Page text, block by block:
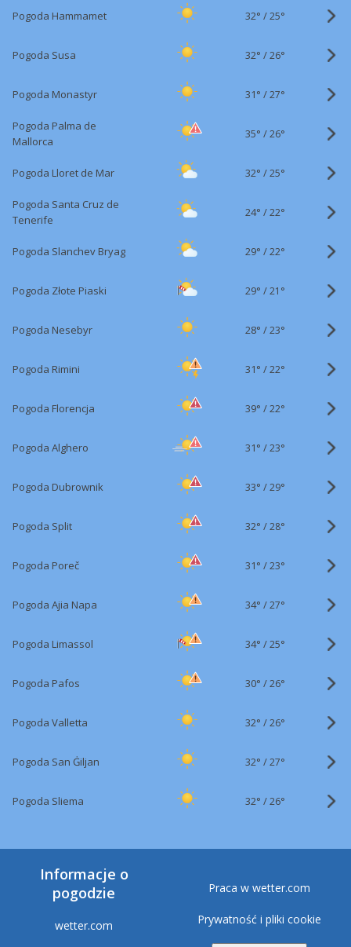
Pogoda Hammamet 32° /25°
Pogoda Susa 32° /26°
Pogoda Monastyr 31° /27°
Pogoda Palma de
Mallorca
35° /26°
Pogoda Lloret de Mar 32° /25°
Pogoda Santa Cruz de
Tenerife
24° /22°
Pogoda Slanchev Bryag 29° /22°
Pogoda Złote Piaski 29° /21°
Pogoda Nesebyr 28° /23°
Pogoda Rimini 31° /22°
Pogoda Florencja 39° /22°
Pogoda Alghero 31° /23°
Pogoda Dubrownik 33° /29°
Pogoda Split 32° /28°
Pogoda Poreč 31° /23°
Pogoda Ajia Napa 34° /27°
Pogoda Limassol 34° /25°
Pogoda Pafos 30° /26°
Pogoda Valletta 32° /26°
Pogoda San Ġiljan 32° /27°
Pogoda Sliema 32° /26°
Informacje o
pogodzie
wetter.com
Praca w wetter.com
Prywatność i pliki cookie